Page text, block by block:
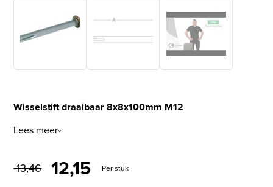
Wisselstift draaibaar 8x8x100mm M12
Lees meer
13,46 Oorspronkelijke prijs was: €
12,15Huidige prijs is: €
Per stuk